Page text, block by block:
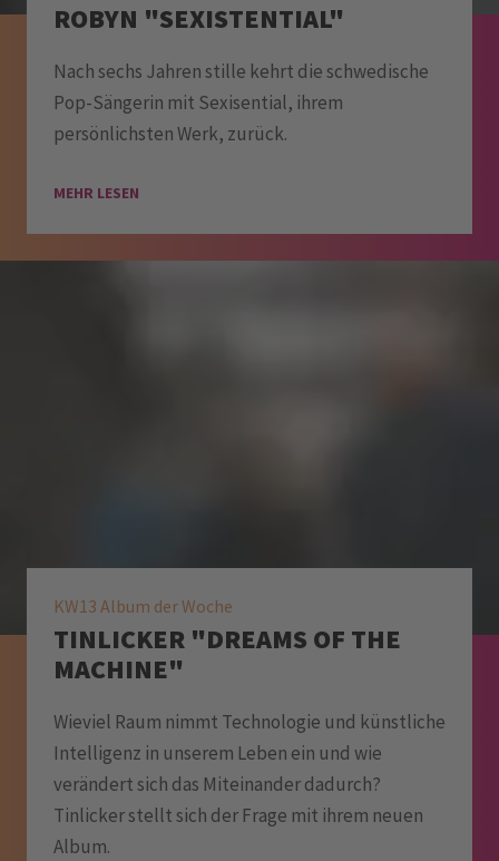
ROBYN "SEXISTENTIAL"
Nach sechs Jahren stille kehrt die schwedische
Pop-Sängerin mit Sexisential, ihrem
persönlichsten Werk, zurück.
MEHR LESEN
KW13 Album der Woche
TINLICKER "DREAMS OF THE
MACHINE"
Wieviel Raum nimmt Technologie und künstliche
Intelligenz in unserem Leben ein und wie
verändert sich das Miteinander dadurch?
Tinlicker stellt sich der Frage mit ihrem neuen
Album.